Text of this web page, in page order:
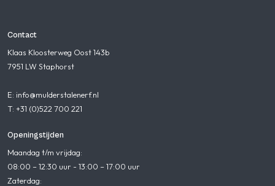
Contact
Klaas Kloosterweg Oost 143b
7951 LW Staphorst
E: info@mulderstalenerf.nl
T: +31 (0)522 700 221
Openingstijden
Maandag t/m vrijdag:
08:00 – 12:30 uur - 13:00 – 17:00 uur
Zaterdag: